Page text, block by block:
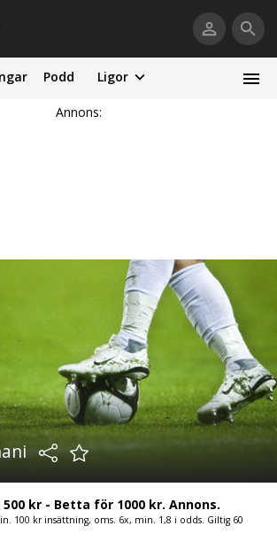
Podd Ligor
Annons:
kr - Betta för 1000 kr. Annons.
100 kr insättning, oms. 6x, min. 1,8 i odds. Giltig 60